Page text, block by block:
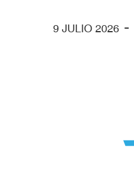
9 JULIO 2026 -